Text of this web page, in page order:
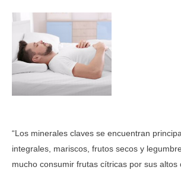
“Los minerales claves se encuentran
integrales, mariscos, frutos secos y
mucho consumir frutas cítricas por sus altos